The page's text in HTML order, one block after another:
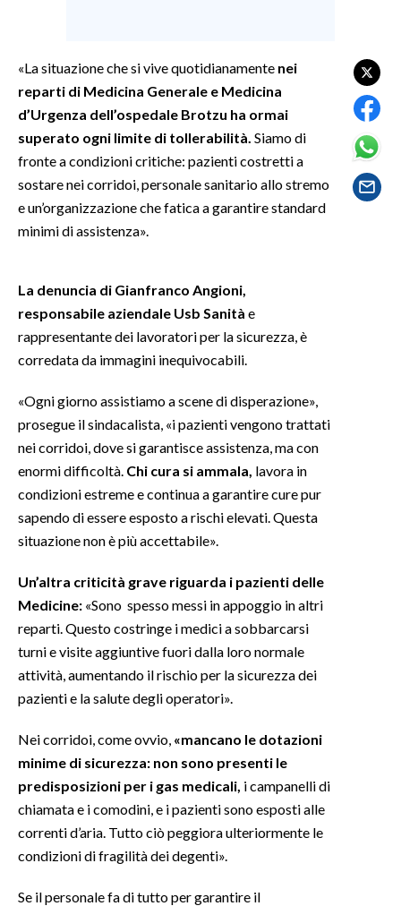
GOSSIP
SALUTE
SARDEGNA TURISMO
SARDI NEL MONDO
EVENTI
#CARAUNIONE
INFO AZIENDE
ABBONATI
ANNUNCI
NECROLOGI
STORE
«La situazione che si vive quotidianamente nei
reparti di Medicina Generale e Medicina
d’Urgenza dell’ospedale Brotzu ha ormai
superato ogni limite di tollerabilità. Siamo di
fronte a condizioni critiche: pazienti costretti a
sostare nei corridoi, personale sanitario allo stremo
e un’organizzazione che fatica a garantire standard
minimi di assistenza».
La denuncia di Gianfranco Angioni,
responsabile aziendale Usb Sanità e
rappresentante dei lavoratori per la sicurezza, è
corredata da immagini inequivocabili.
«Ogni giorno assistiamo a scene di disperazione»,
prosegue il sindacalista, «i pazienti vengono trattati
nei corridoi, dove si garantisce assistenza, ma con
enormi difficoltà. Chi cura si ammala, lavora in
condizioni estreme e continua a garantire cure pur
sapendo di essere esposto a rischi elevati. Questa
situazione non è più accettabile».
Un’altra criticità grave riguarda i pazienti delle
Medicine: «Sono spesso messi in appoggio in altri
reparti. Questo costringe i medici a sobbarcarsi
turni e visite aggiuntive fuori dalla loro normale
attività, aumentando il rischio per la sicurezza dei
pazienti e la salute degli operatori».
Nei corridoi, come ovvio, «mancano le dotazioni
minime di sicurezza: non sono presenti le
predisposizioni per i gas medicali, i campanelli di
chiamata e i comodini, e i pazienti sono esposti alle
correnti d’aria. Tutto ciò peggiora ulteriormente le
condizioni di fragilità dei degenti».
Se il personale fa di tutto per garantire il